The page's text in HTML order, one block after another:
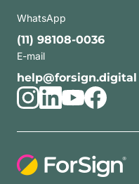
WhatsApp
(11) 98108-0036
E-mail
help@forsign.digital